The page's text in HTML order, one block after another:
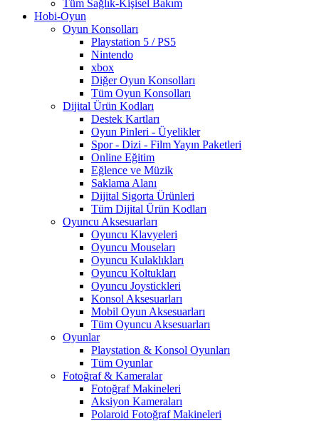
Tüm Sağlık-Kişisel Bakım
Hobi-Oyun
Oyun Konsolları
Playstation 5 / PS5
Nintendo
xbox
Diğer Oyun Konsolları
Tüm Oyun Konsolları
Dijital Ürün Kodları
Destek Kartları
Oyun Pinleri - Üyelikler
Spor - Dizi - Film Yayın Paketleri
Online Eğitim
Eğlence ve Müzik
Saklama Alanı
Dijital Sigorta Ürünleri
Tüm Dijital Ürün Kodları
Oyuncu Aksesuarları
Oyuncu Klavyeleri
Oyuncu Mouseları
Oyuncu Kulaklıkları
Oyuncu Koltukları
Oyuncu Joystickleri
Konsol Aksesuarları
Mobil Oyun Aksesuarları
Tüm Oyuncu Aksesuarları
Oyunlar
Playstation & Konsol Oyunları
Tüm Oyunlar
Fotoğraf & Kameralar
Fotoğraf Makineleri
Aksiyon Kameraları
Polaroid Fotoğraf Makineleri